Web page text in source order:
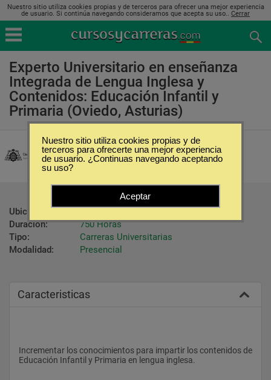
Nuestro sitio utiliza cookies propias y de terceros para ofrecer una mejor experiencia
de usuario. Si continúa navegando consideramos que acepta su uso.. Cerrar
Experto Universitario en enseñanza
Integrada de Lengua Inglesa y
Contenidos: Educación Infantil y
Primaria (Oviedo, Asturias)
Universidad de Oviedo
Ubicación:
Oviedo - Asturias
Duración:
750 Horas
Tipo:
Carreras Universitarias
Modalidad:
Presencial
Caracteristicas
Incrementar los conocimientos para impartir los contenidos de
Educación Infantil y Primaria en lengua inglesa.
Nuestro sitio utiliza cookies propias y de
terceros para ofrecerte una mejor experiencia
de usuario. ¿Continuas navegando aceptando
su uso?
Aceptar